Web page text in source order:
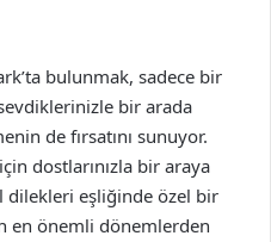
bulunmak, sadece bir
bir arada
de fırsatını sunuyor.
dostlarınızla bir araya
dilekleri eşliğinde özel bir
en önemli dönemlerden